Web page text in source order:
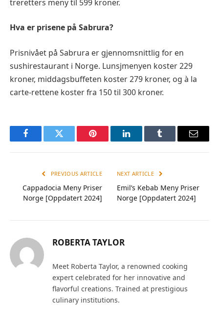
treretters meny til 599 kroner.
Hva er prisene på Sabrura?
Prisnivået på Sabrura er gjennomsnittlig for en
sushirestaurant i Norge. Lunsjmenyen koster 229
kroner, middagsbuffeten koster 279 kroner, og à la
carte-rettene koster fra 150 til 300 kroner.
FacebookTwitter Pinterest LinkedInTumblr Email
PREVIOUS ARTICLE
Cappadocia Meny Priser
Norge [Oppdatert 2024]
NEXT ARTICLE
Emil’s Kebab Meny Priser
Norge [Oppdatert 2024]
ROBERTA TAYLOR
Meet Roberta Taylor, a renowned cooking
expert celebrated for her innovative and
flavorful creations. Trained at prestigious
culinary institutions.